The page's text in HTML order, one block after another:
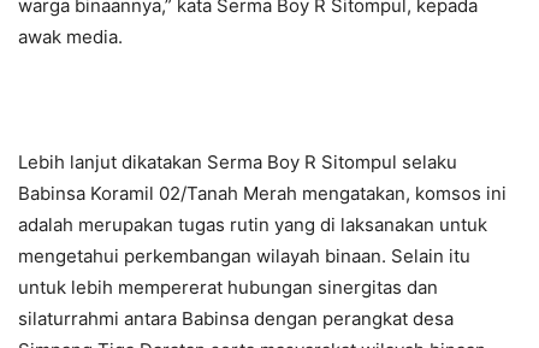
warga binaannya,” kata Serma Boy R Sitompul, kepada
awak media.
Lebih lanjut dikatakan Serma Boy R Sitompul selaku
Babinsa Koramil 02/Tanah Merah mengatakan, komsos ini
adalah merupakan tugas rutin yang di laksanakan untuk
mengetahui perkembangan wilayah binaan. Selain itu
untuk lebih mempererat hubungan sinergitas dan
silaturrahmi antara Babinsa dengan perangkat desa